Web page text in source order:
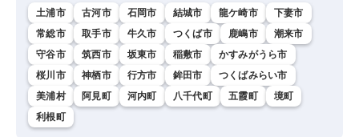
土浦市 古河市 石岡市 結城市 龍ケ崎市
下妻市
常総市
取手市 牛久市 つくば市 鹿嶋市
潮来市
守谷市
筑西市 坂東市 稲敷市
かすみがうら市
桜川市
神栖市 行方市 鉾田市
つくばみらい市
美浦村
阿見町 河内町 八千代町 五霞町
境町
利根町